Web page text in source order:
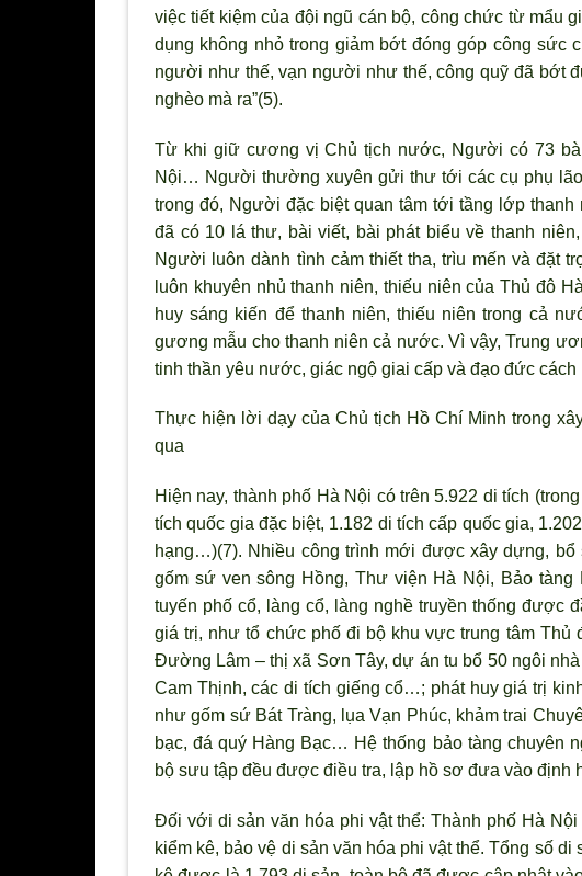
việc tiết kiệm của đội ngũ cán bộ, công chức từ mẩu
dụng không nhỏ trong giảm bớt đóng góp công
người như thế, vạn người như thế, công quỹ đã bớt
nghèo mà ra”(5).
Từ khi giữ cương vị Chủ tịch nước, Người có 73
Nội… Người thường xuyên gửi thư tới các cụ phụ l
trong đó, Người đặc biệt quan tâm tới tầng lớp
đã có 10 lá thư, bài viết, bài phát biểu về thanh
Người luôn dành tình cảm thiết tha, trìu mến và đặt
luôn khuyên nhủ thanh niên, thiếu niên của Thủ đô
huy sáng kiến để thanh niên, thiếu niên trong cả
gương mẫu cho thanh niên cả nước. Vì vậy, Trung
tinh thần yêu nước, giác ngộ giai cấp và đạo đức cách
Thực hiện lời dạy của Chủ tịch Hồ Chí Minh trong
qua
Hiện nay, thành phố Hà Nội có trên 5.922 di tích
tích quốc gia đặc biệt, 1.182 di tích cấp quốc gia,
hạng…)(7). Nhiều công trình mới được xây dựng, bổ
gốm sứ ven sông Hồng, Thư viện Hà Nội, Bảo
tuyến phố cổ, làng cổ, làng nghề truyền thống được
giá trị, như tổ chức phố đi bộ khu vực trung tâm Thủ
Đường Lâm – thị xã Sơn Tây, dự án tu bổ 50 ngôi
Cam Thịnh, các di tích giếng cổ…; phát huy giá trị
như gốm sứ Bát Tràng, lụa Vạn Phúc, khảm trai
bạc, đá quý Hàng Bạc… Hệ thống bảo tàng chuyên
bộ sưu tập đều được điều tra, lập hồ sơ đưa vào định
Đối với di sản văn hóa phi vật thể: Thành phố Hà
kiểm kê, bảo vệ di sản văn hóa phi vật thể. Tổng số